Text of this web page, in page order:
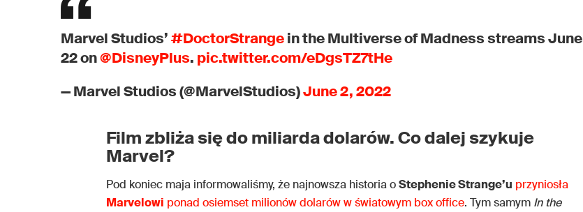
Marvel Studios’#DoctorStrangein the Multiverse of Madness streams June
22 on@DisneyPlus. pic.twitter.com/eDgsTZ7tHe
— Marvel Studios (@MarvelStudios)June 2, 2022
Film zbliża się do miliarda dolarów. Co dalej szykuje
Marvel?
Pod koniec maja informowaliśmy, że najnowsza historia oStephenie Strange’u przyniosła
Marvelowi ponad osiemset milionów dolarów w światowym box office. Tym samym In the